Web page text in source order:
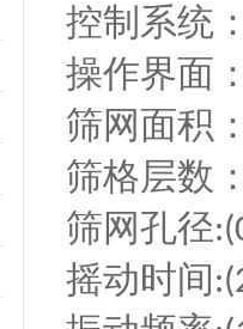
控制系统
操作界面
筛网面积
筛格层数
筛网孔径
摇动时间